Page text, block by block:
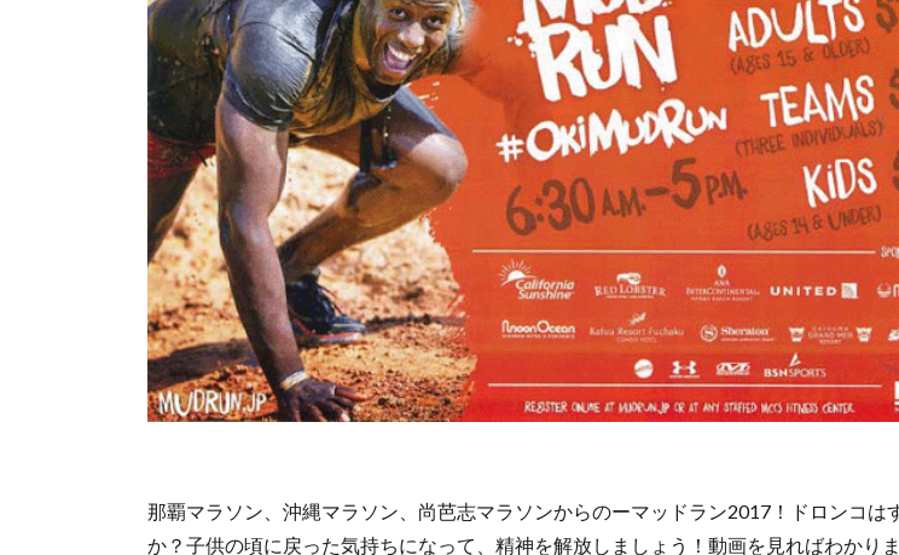
那覇マラソン、沖縄マラソン、尚芭志マラソンからのーマッドラン2017！ドロンコは
か？子供の頃に戻った気持ちになって、精神を解放しましょう！動画を見ればわかり